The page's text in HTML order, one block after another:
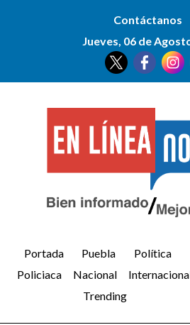
Contáctanos
Jueves, 06 de
Portada Puebla Política
Policiaca
Nacional
Trending